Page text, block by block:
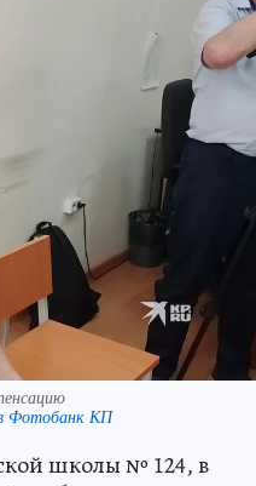
Фотобанк КП
школы № 124, в